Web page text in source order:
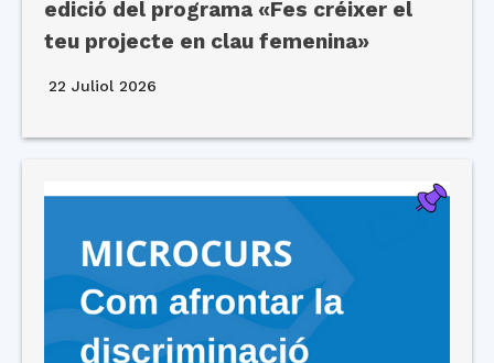
edició del programa «Fes créixer el
teu projecte en clau femenina»
22 Juliol 2026